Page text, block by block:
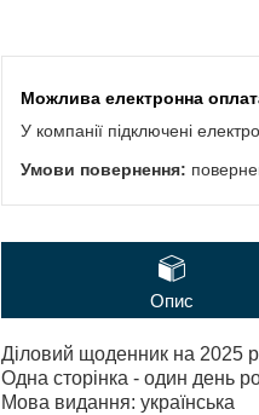
У компанії підключені
Опис
Діловий щоденник на 2025
Одна сторінка - один день
Мова видання: українська